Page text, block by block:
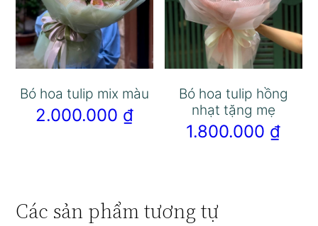
Bó hoa tulip mix màu
2.000.000 ₫
Bó hoa tulip hồng
nhạt tặng mẹ
1.800.000 ₫
Các sản phẩm tương tự